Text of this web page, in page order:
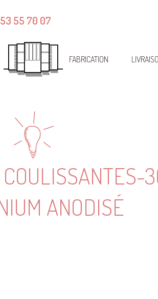
55 70 07
FABRICATION
ANODISÉ